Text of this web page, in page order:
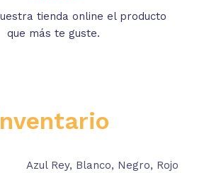
tienda online el producto
que más te guste.
Azul Rey, Blanco, Negro, Rojo